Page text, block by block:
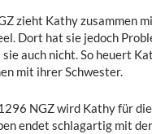
zieht Kathy zusammen
Dort hat sie jedoch
sie auch nicht. So heuert
mit ihrer Schwester.
NGZ wird Kathy für
endet schlagartig mit